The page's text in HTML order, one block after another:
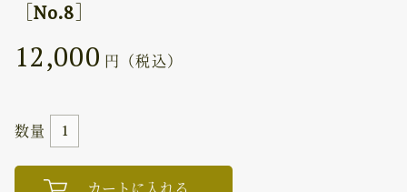
［No.8］
12,000 円（税込）
数量